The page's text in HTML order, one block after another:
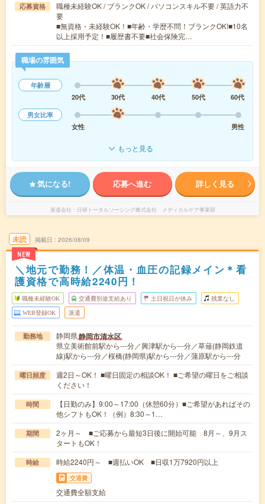
応募資格
職種未経験OK / ブランクOK / パソコンスキル不要 / 英語力不
要
■無資格・未経験OK！■年齢・学歴不問！ブランクOK!■10名
以上採用予定！■履歴書不要■社会保険完…
職場の雰囲気
年齢層
20代
30代 40代 50代
60代
男女比率
女性
男性
もっと見る
気になる! 応募へ進む 詳しく見る
派遣会社 日研トータルソーシング株式会社 メディカルケア事業部
未読
NEW
掲載日 2026/08/09
＼地元で勤務！／体温・血圧の記録メイン＊看
護資格で高時給2240円！
職種未経験OK 交通費別途支給あり 土日祝日が休み 残業なし
WEB登録OK 派遣
勤務地 静岡県静岡市清水区
県立美術館前駅から---分／興津駅から---分／草薙(静岡鉄道
線)駅から---分／桜橋(静岡県)駅から---分／蒲原駅から---分
曜日頻度
週2日～OK！ ■曜日固定の相談OK！ ■ご希望の曜日をご相談
ください！
時間
【日勤のみ】9:00～17:00（休憩60分）■ご希望があればその
他シフトもOK！（例）8:30～1…
期間
2ヶ月～ ■ご応募から最短3日後に開始可能 8月～、9月ス
タートもOK！
時給 時給2240円～ ■週払いOK ■日収1万7920円以上
交通費
交通費全額支給